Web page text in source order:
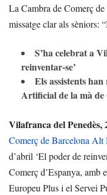
La Cambra de Comerç
missatge clar als sèniors:
S’ha celebrat a
reinventar-se’
Els assistents
Artificial de la mà de
Vilafranca del Penedès,
Comerç de Barcelona Alt
d’abril ‘El poder de
Comerç d’Espanya, amb
Europeu Plus i el Servei